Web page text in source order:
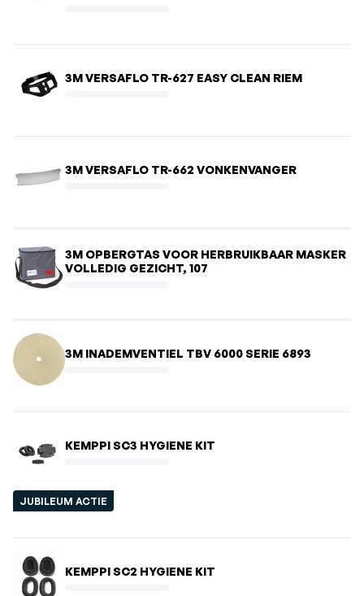
3M VERSAFLO TR-627 EASY CLEAN RIEM
3M VERSAFLO TR-662 VONKENVANGER
3M OPBERGTAS VOOR HERBRUIKBAAR MASKER
VOLLEDIG GEZICHT, 107
3M INADEMVENTIEL TBV 6000 SERIE 6893
KEMPPI SC3 HYGIENE KIT
JUBILEUM ACTIE
KEMPPI SC2 HYGIENE KIT